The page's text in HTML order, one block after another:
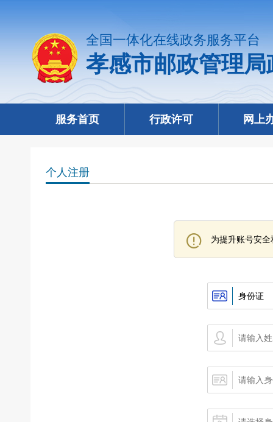
全国一体化在线政务服务平台
孝感市邮政管理
服务首页 行政许可 网上
个人注册
为提升账号安